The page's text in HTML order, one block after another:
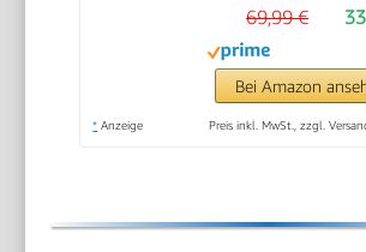
Aufwärm- und
Defroster-Stufe,
Edelstahl
schwarz, 1.400
69,99 €
Bei Amazon
* Anzeige Preis inkl. MwSt., zzgl.